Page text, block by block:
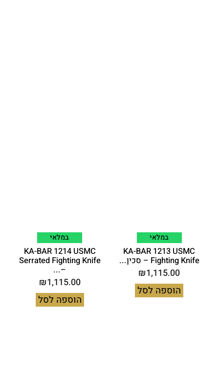
במלאי
KA-BAR 1213 USMC
Fighting Knife – סכין...
₪1,115.00
הוספה לסל
במלאי
KA-BAR 1214 USMC
Serrated Fighting Knife
–...
₪1,115.00
הוספה לסל